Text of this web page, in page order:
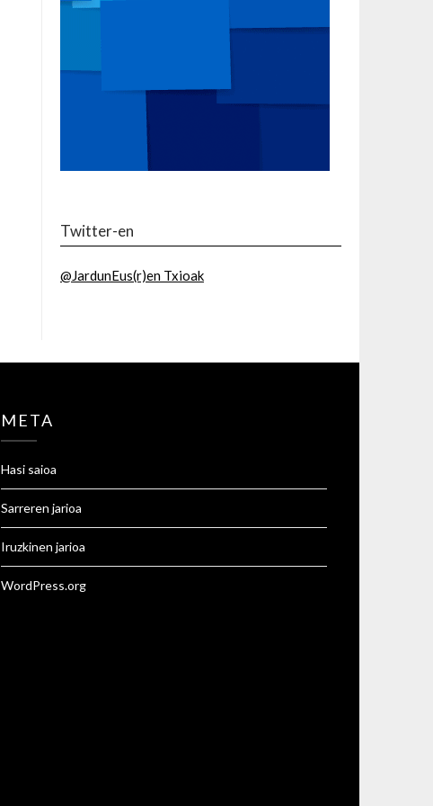
Twitter-en
@JardunEus(r)en Txioak
META
Hasi saioa
Sarreren jarioa
Iruzkinen jarioa
WordPress.org